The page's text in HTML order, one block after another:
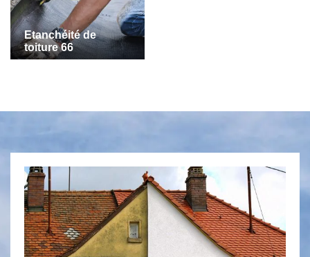
Etanchéité de
toiture 66